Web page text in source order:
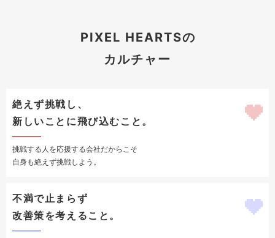
PIXEL HEARTSの
カルチャー
絶えず挑戦し、
新しいことに飛び込むこと。
挑戦する人を応援する会社だからこそ
自身も絶えず挑戦しよう。
不満で止まらず
改善策を考えること。